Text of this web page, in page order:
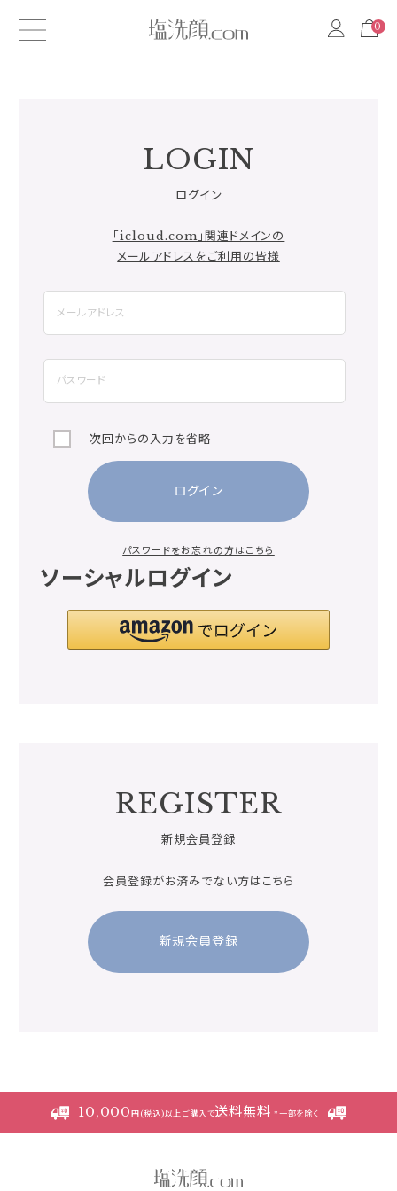
0
0
LOGIN
ログイン
「icloud.com」関連ドメインの
メールアドレスをご利用の皆様
次回からの入力を省略
ログイン
パスワードをお忘れの方はこちら
ソーシャルログイン
REGISTER
新規会員登録
会員登録がお済みでない方はこちら
新規会員登録
10,000円(税込)以上ご購入で送料無料 *一部を除く